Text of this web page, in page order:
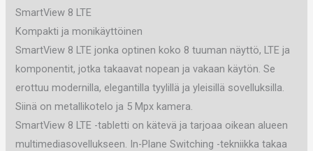
SmartView 8 LTE
Kompakti ja monikäyttöinen
SmartView 8 LTE jonka optinen koko 8 tuuman näyttö, LTE ja
komponentit, jotka takaavat nopean ja vakaan käytön. Se
erottuu modernilla, elegantilla tyylillä ja yleisillä sovelluksilla.
Siinä on metallikotelo ja 5 Mpx kamera.
SmartView 8 LTE -tabletti on kätevä ja tarjoaa oikean alueen
multimediasovellukseen. In-Plane Switching -tekniikka takaa